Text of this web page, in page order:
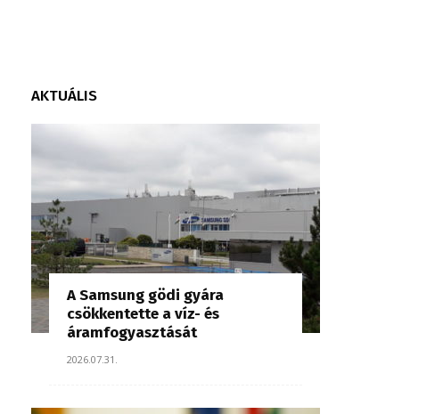
AKTUÁLIS
A Samsung gödi gyára
csökkentette a víz- és
áramfogyasztását
2026.07.31.